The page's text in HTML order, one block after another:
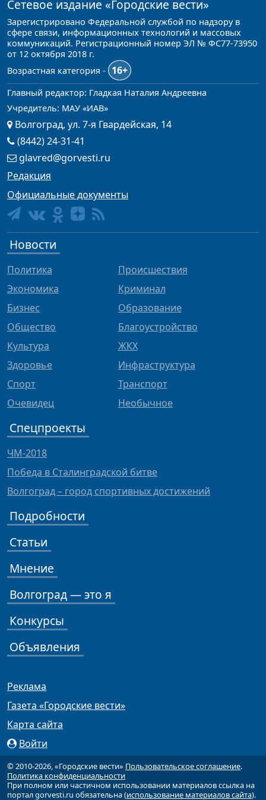
Сетевое издание «Городские вести»
Зарегистрировано Федеральной службой по надзору в
сфере связи, информационных технологий и массовых
коммуникаций. Регистрационный номер ЭЛ № ФС77-73950
от 12 октября 2018 г.
Возрастная категория -
16+
Главный редактор: Гладкая Наталия Андреевна
Учредитель: МАУ «ИАВ»
Волгоград, ул. 7-я Гвардейская, 14
(8442) 24-31-41
glavred@gorvesti.ru
Редакция
Официальные документы
Новости
Политика
Экономика
Бизнес
Общество
Культура
Здоровье
Спорт
Очевидец
Происшествия
Криминал
Образование
Благоустройство
ЖКХ
Инфраструктура
Транспорт
Необычное
Спецпроекты
ЧМ-2018
Победа в Сталинградской битве
Волгоград – город спортивных достижений
Подробности
Статьи
Мнение
Волгоград — это я
Конкурсы
Объявления
Реклама
Газета «Городские вести»
Карта сайта
Войти
© 2010-2026, «Городские вести» Пользовательское соглашение.
Политика конфиденциальности
При полном или частичном использовании материалов ссылка на
портал gorvesti.ru обязательна (использование материалов сайта).